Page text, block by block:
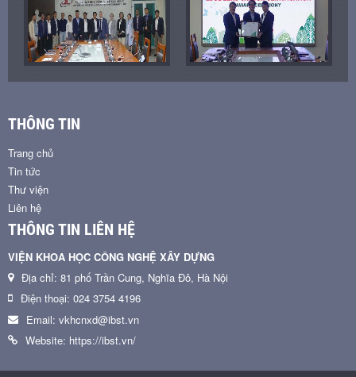
THÔNG TIN
Trang chủ
Tin tức
Thư viện
Liên hệ
THÔNG TIN LIÊN HỆ
VIỆN KHOA HỌC CÔNG NGHỆ XÂY DỰNG
Địa chỉ: 81 phố Trần Cung, Nghĩa Đô, Hà Nội
Điện thoại: 024 3754 4196
Email: vkhcnxd@ibst.vn
Website: https://ibst.vn/